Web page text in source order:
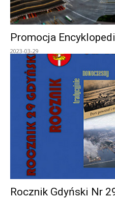
Promocja
2023-03-29
Rocznik Gdyński Nr